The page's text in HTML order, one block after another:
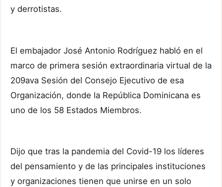
y derrotistas.
El embajador José Antonio Rodríguez habló en el
marco de primera sesión extraordinaria virtual de la
209ava Sesión del Consejo Ejecutivo de esa
Organización, donde la República Dominicana es
uno de los 58 Estados Miembros.
Dijo que tras la pandemia del Covid-19 los líderes
del pensamiento y de las principales instituciones
y organizaciones tienen que unirse en un solo